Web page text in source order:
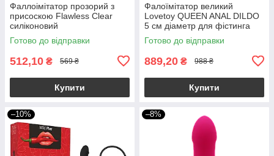
Фаллоімітатор прозорий з
присоскою Flawless Clear
силіконовий
Готово до відправки
512,10 ₴ 569 ₴
Купити
Фалоїмітатор великий
Lovetoy QUEEN ANAL DILDO
5 см діаметр для фістинга
Готово до відправки
889,20 ₴ 988 ₴
Купити
–10% –8%